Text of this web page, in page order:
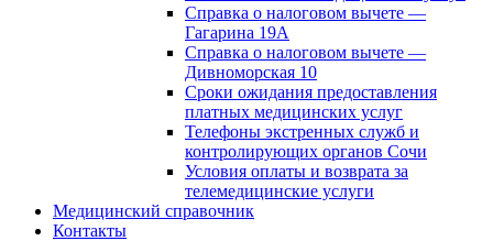
Справка о налоговом вычете —
Гагарина 19А
Справка о налоговом вычете —
Дивноморская 10
Сроки ожидания предоставления
платных медицинских услуг
Телефоны экстренных служб и
контролирующих органов Сочи
Условия оплаты и возврата за
телемедицинские услуги
Медицинский справочник
Контакты